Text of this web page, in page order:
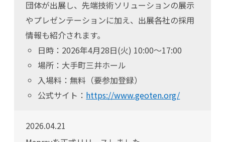
団体が出展し、先端技術ソリューションの展示
やプレゼンテーションに加え、出展各社の採用
情報も紹介されます。
日時：2026年4月28日(火) 10:00〜17:00
場所：大手町三井ホール
入場料：無料（要参加登録）
公式サイト： https://www.geoten.org/
2026.04.21